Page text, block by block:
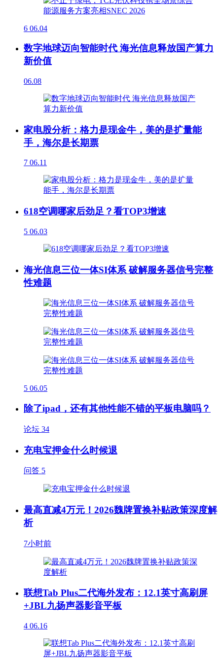
6 06.04
数字地球迈向智能时代 海光信息释放国产算力
新价值
06.08
家电股分析：格力是现金牛，美的是扩量能
手，海尔是长期票
7 06.11
618空调哪家后劲足？看TOP3增速
5 06.03
海光信息三位一体SI体系 破解服务器信号完整
性难题
5 06.05
除了ipad，还有其他性能不错的平板电脑吗？
论坛 34
充电宝押金什么时候退
问答 5
最高直减4万元！2026魏牌置换补贴政策深度解
析
7小时前
联想Tab Plus二代海外发布：12.1英寸高刷屏
+JBL九扬声器影音平板
4 06.16